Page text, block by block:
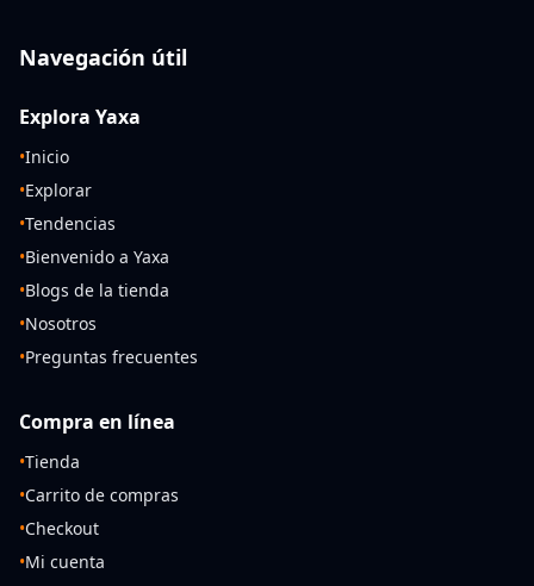
Navegación útil
Explora Yaxa
•Inicio
•Explorar
•Tendencias
•Bienvenido a Yaxa
•Blogs de la tienda
•Nosotros
•Preguntas frecuentes
Compra en línea
•Tienda
•Carrito de compras
•Checkout
•Mi cuenta